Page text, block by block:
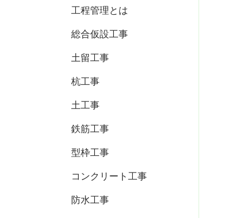
工程管理とは
総合仮設工事
土留工事
杭工事
土工事
鉄筋工事
型枠工事
コンクリート工事
防水工事